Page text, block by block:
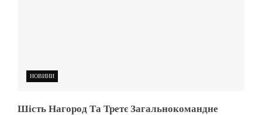
НОВИНИ
Шість Нагород Та Третє Загальнокомандне